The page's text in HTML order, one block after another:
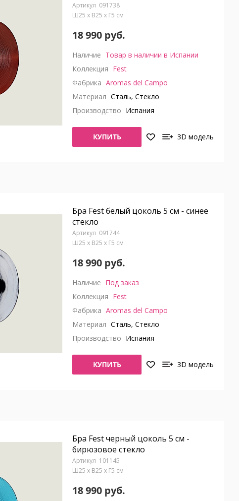
091738
Ш25 x В25 x Г5 см
18 990 руб.
Наличие Товар в наличии в Испании
Коллекция Fest
Фабрика Aromas del Campo
Материал Сталь, Стекло
Производство Испания
КУПИТЬ 3D модель
Бра Fest белый цоколь 5 см - синее
стекло
091744
Ш25 x В25 x Г5 см
18 990 руб.
Наличие Под заказ
Коллекция Fest
Фабрика Aromas del Campo
Материал Сталь, Стекло
Производство Испания
КУПИТЬ 3D модель
Бра Fest черный цоколь 5 см -
бирюзовое стекло
101145
Ш25 x В25 x Г5 см
18 990 руб.